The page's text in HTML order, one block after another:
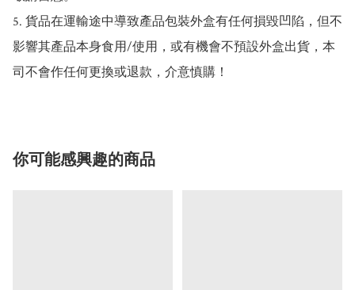
5. 貨品在運輸途中導致產品包裝外盒有任何損毀凹陷，但不
影響其產品本身食用/使用，或有機會不預設外盒出貨，本
司不會作任何更換或退款，介意慎購！
你可能感興趣的商品